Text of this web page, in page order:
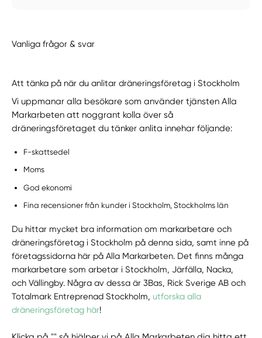
Vanliga frågor & svar
Att tänka på när du anlitar dräneringsföretag i Stockholm
Vi uppmanar alla besökare som använder tjänsten Alla
Markarbeten att noggrant kolla över så
dräneringsföretaget du tänker anlita innehar följande:
F-skattsedel
Moms
God ekonomi
Fina recensioner från kunder i Stockholm, Stockholms län
Du hittar mycket bra information om markarbetare och
dräneringsföretag i Stockholm på denna sida, samt inne på
företagssidorna här på Alla Markarbeten. Det finns många
markarbetare som arbetar i Stockholm, Järfälla, Nacka,
och Vällingby. Några av dessa är 3Bas, Rick Sverige AB och
Totalmark Entreprenad Stockholm,utforska alla
dräneringsföretag här!